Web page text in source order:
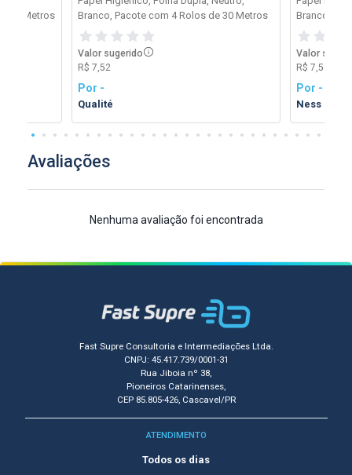
30 Metros
Branco, Pacote com 4 Rolos de 30 Metros
Valor sugerido
R$ 7,52
Por -
Qualité
Branco,
Valor
R$ 7,52
Por -
Ness
Avaliações
Nenhuma avaliação foi encontrada
Fast Supre Consultoria e Intermediações Ltda.
CNPJ: 45.417.739/0001-31
Rua Jiboia nº 38,
Pioneiros Catarinenses,
CEP 85.805-426, Cascavel/PR
ATENDIMENTO
Todos os dias